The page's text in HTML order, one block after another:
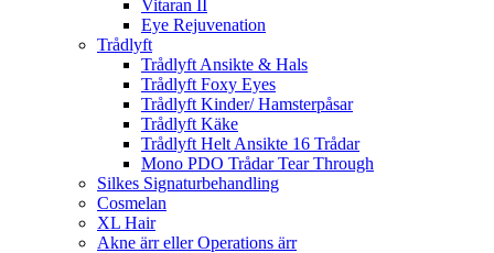
Vitaran II
Eye Rejuvenation
Trådlyft
Trådlyft Ansikte & Hals
Trådlyft Foxy Eyes
Trådlyft Kinder/ Hamsterpåsar
Trådlyft Käke
Trådlyft Helt Ansikte 16 Trådar
Mono PDO Trådar Tear Through
Silkes Signaturbehandling
Cosmelan
XL Hair
Akne ärr eller Operations ärr